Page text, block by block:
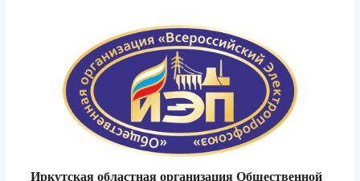
Иркутская областная организация Общественной